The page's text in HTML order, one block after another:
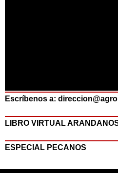
Escríbenos a:
LIBRO VIRTUAL
ESPECIAL PECANOS